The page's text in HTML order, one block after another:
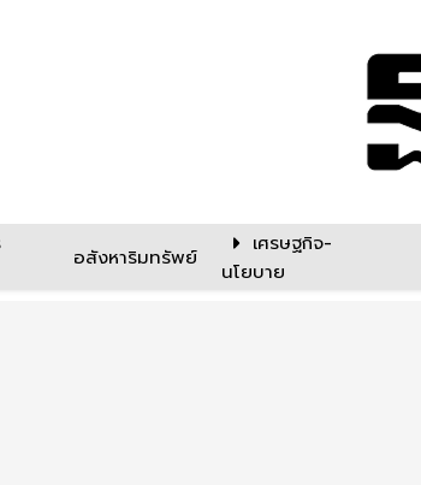
อสังหาริมทรัพย์
เศรษฐกิจ-
นโยบาย